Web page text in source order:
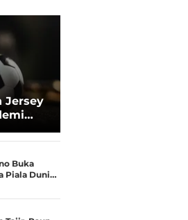
Jersey
Buka
Piala Duni…